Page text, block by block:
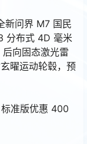
新问界 M7 国民
分布式 4D 毫米
向固态激光雷
曜运动轮毂，预
准版优惠 400